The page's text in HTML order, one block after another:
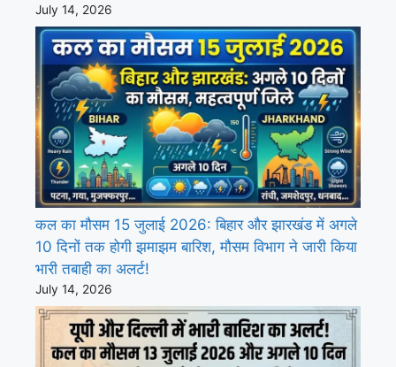
July 14, 2026
कल का मौसम 15 जुलाई 2026: बिहार और झारखंड में अगले
10 दिनों तक होगी झमाझम बारिश, मौसम विभाग ने जारी किया
भारी तबाही का अलर्ट!
July 14, 2026